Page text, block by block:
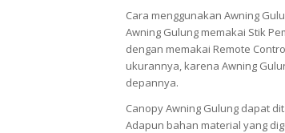
Cara menggunakan Awning
Awning Gulung memakai Stik
dengan memakai Remote
ukurannya, karena Awning
depannya.
Canopy Awning Gulung dapat
Adapun bahan material yang